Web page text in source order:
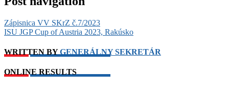
Zápisnica VV SKrZ č.7/2023
ISU JGP Cup of Austria 2023, Rakúsko
WRITTEN BYGENERÁLNY SEKRETÁR
ONLINE RESULTS